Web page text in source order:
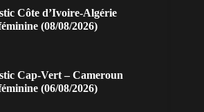
Côte d’Ivoire-Algérie
(08/08/2026)
Cap-Vert – Cameroun
(06/08/2026)